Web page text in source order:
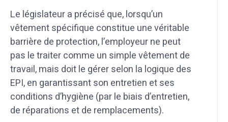
Le législateur a précisé que, lorsqu’un
vêtement spécifique constitue une véritable
barrière de protection, l’employeur ne peut
pas le traiter comme un simple vêtement de
travail, mais doit le gérer selon la logique des
EPI, en garantissant son entretien et ses
conditions d’hygiène (par le biais d’entretien,
de réparations et de remplacements).